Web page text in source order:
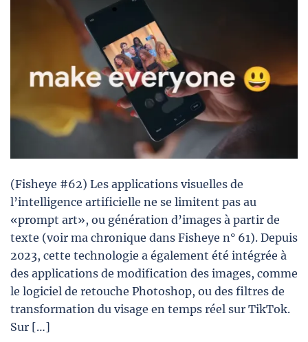
(Fisheye #62) Les applications visuelles de
l’intelligence artificielle ne se limitent pas au
«prompt art», ou génération d’images à partir de
texte (voir ma chronique dans Fisheye n° 61). Depuis
2023, cette technologie a également été intégrée à
des applications de modification des images, comme
le logiciel de retouche Photoshop, ou des filtres de
transformation du visage en temps réel sur TikTok.
Sur […]